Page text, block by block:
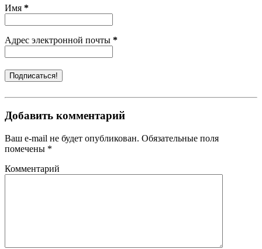
Имя *
Адрес электронной почты *
Добавить комментарий
Ваш e-mail не будет опубликован. Обязательные поля
помечены *
Комментарий